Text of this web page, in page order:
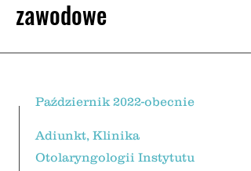
zawodowe
Październik 2022-obecnie
Adiunkt, Klinika
Otolaryngologii Instytutu